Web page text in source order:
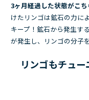
3ヶ月経過した状態がこち
けたリンゴは鉱石の力に
キープ！鉱石から発生す
が発生し、リンゴの分子
リンゴもチュ